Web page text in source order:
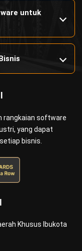
rangkaian software
yang dapat
bisnis.
Khusus Ibukota
untuk